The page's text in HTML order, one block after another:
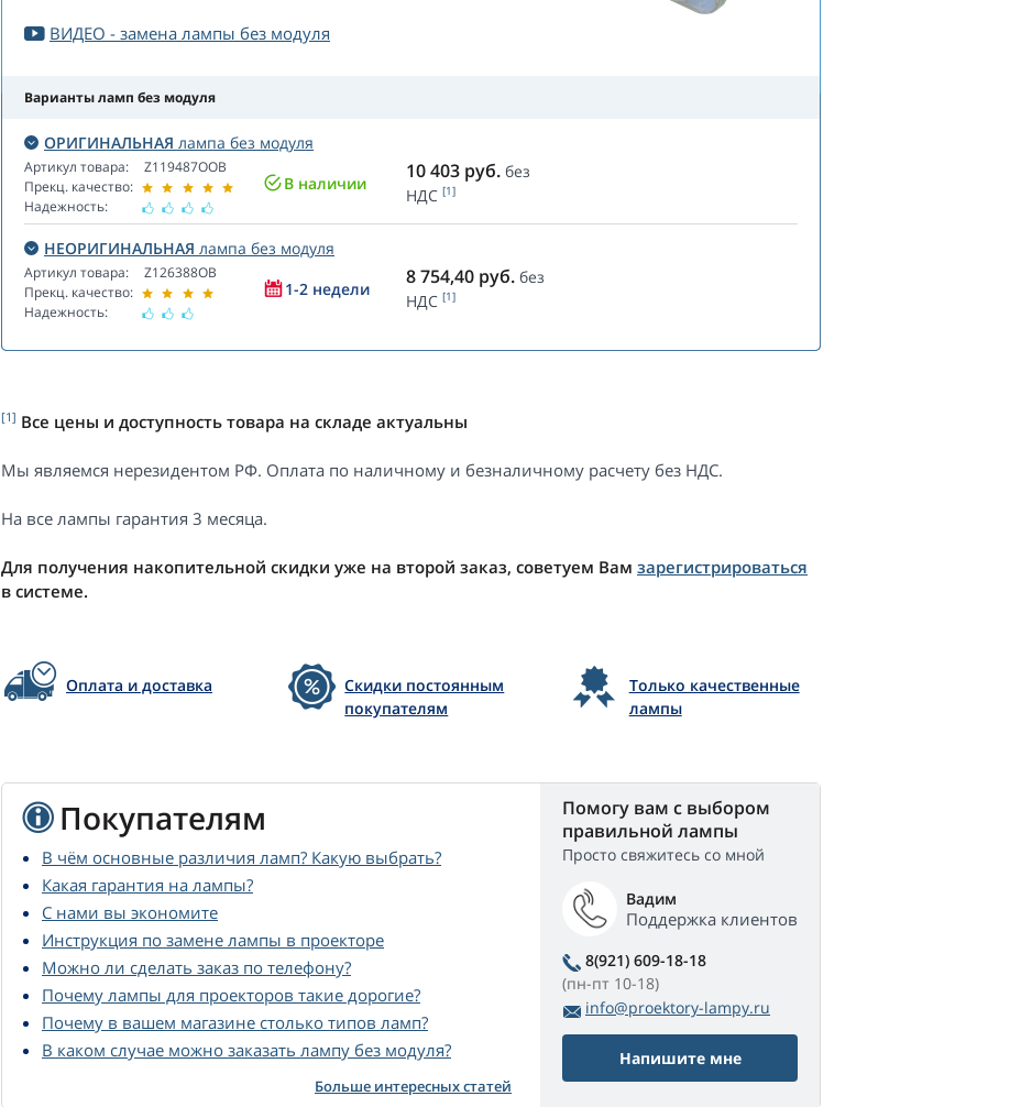
ВИДЕО - замена лампы без модуля
Варианты ламп без модуля
ОРИГИНАЛЬНАЯ лампа без модуля
Артикул товара:
Прекц. качество:
Надежность:
Z119487OOB
В наличии
10 403 руб. без
НДС [1]
НЕОРИГИНАЛЬНАЯ лампа без модуля
Артикул товара:
Прекц. качество:
Надежность:
Z126388OB
1-2 недели
8 754,40 руб. без
НДС [1]
[1] Все цены и доступность товара на складе актуальны
Мы являемся нерезидентом РФ. Оплата по наличному и безналичному расчету без НДС.
На все лампы гарантия 3 месяца.
Для получения накопительной скидки уже на второй заказ, советуем Вам зарегистрироваться
в системе.
Оплата и доставка
Скидки постоянным
покупателям
Только качественные
лампы
Покупателям
В чём основные различия ламп? Какую выбрать?
Какая гарантия на лампы?
С нами вы экономите
Инструкция по замене лампы в проекторе
Можно ли сделать заказ по телефону?
Почему лампы для проекторов такие дорогие?
Почему в вашем магазине столько типов ламп?
В каком случае можно заказать лампу без модуля?
Больше интересных статей
Помогу вам с выбором
правильной лампы
Просто свяжитесь со мной
Вадим
Поддержка клиентов
8(921) 609-18-18
(пн-пт 10-18)
info@proektory-lampy.ru
Напишите мне